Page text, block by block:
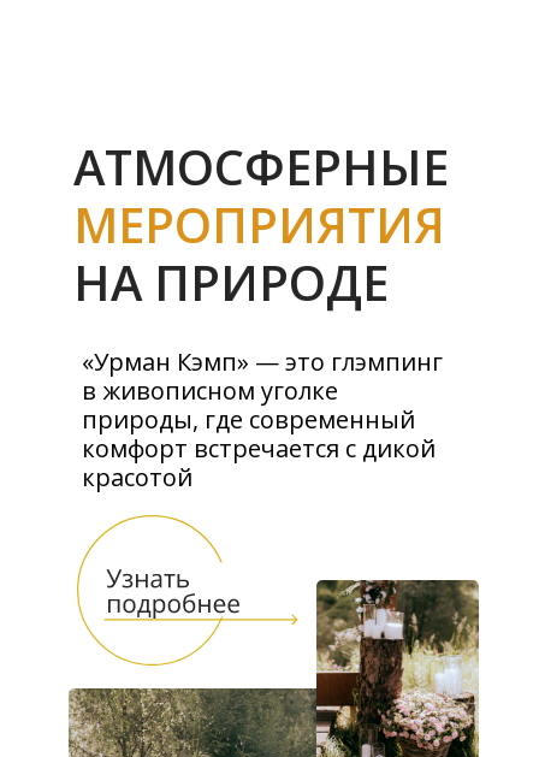
АТМОСФЕРНЫЕ
МЕРОПРИЯТИЯ
НА ПРИРОДЕ
«Урман Кэмп» — это глэмпинг
в живописном уголке
природы, где современный
комфорт встречается с дикой
красотой